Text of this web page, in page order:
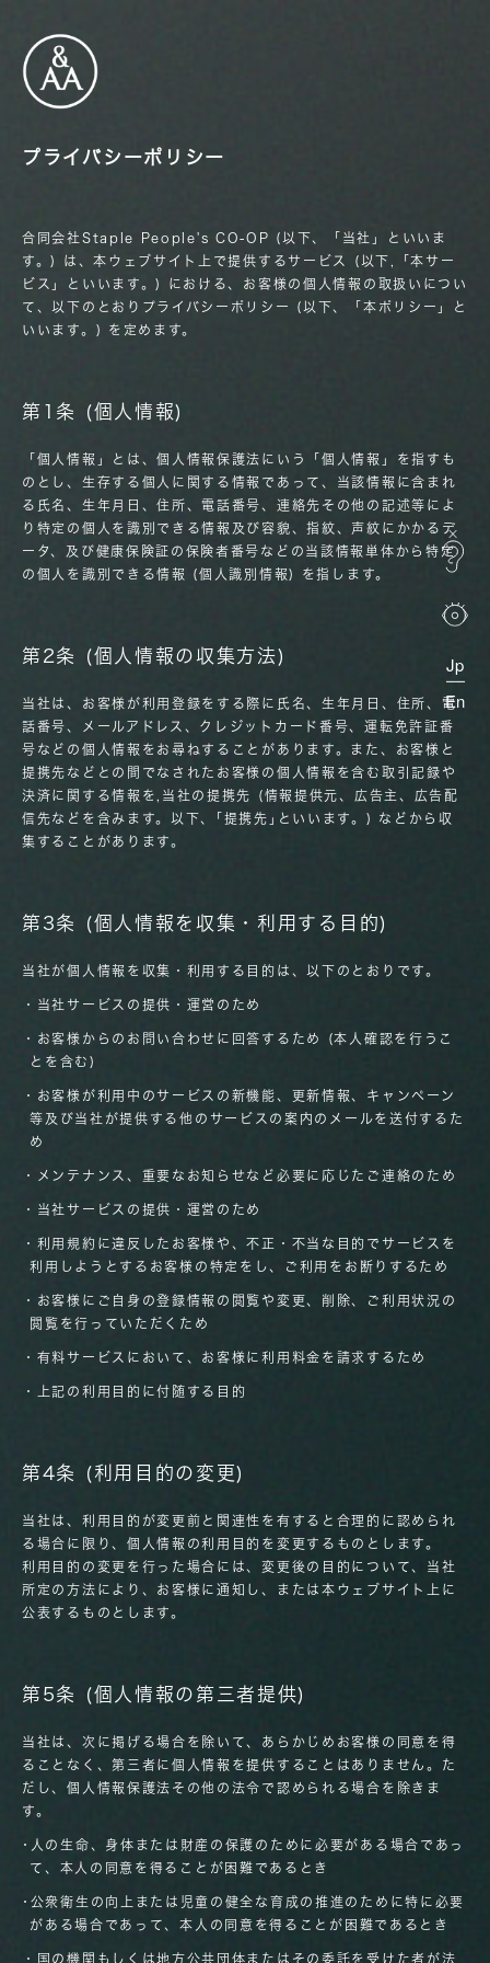
Jp
En
プライバシーポリシー
合同会社Staple People's CO-OP (以下、「当社」といいま
す。) は、本ウェブサイト上で提供するサービス (以下,「本サー
ビス」といいます。) における、お客様の個人情報の取扱いについ
て、以下のとおりプライバシーポリシー (以下、「本ポリシー」と
いいます。) を定めます。
第1条 (個人情報)
「個人情報」とは、個人情報保護法にいう「個人情報」を指すも
のとし、生存する個人に関する情報であって、当該情報に含まれ
る氏名、生年月日、住所、電話番号、連絡先その他の記述等によ
り特定の個人を識別できる情報及び容貌、指紋、声紋にかかるデ
ータ、及び健康保険証の保険者番号などの当該情報単体から特定
の個人を識別できる情報 (個人識別情報) を指します。
第2条 (個人情報の収集方法)
当社は、お客様が利用登録をする際に氏名、生年月日、住所、電
話番号、メールアドレス、クレジットカード番号、運転免許証番
号などの個人情報をお尋ねすることがあります。また、お客様と
提携先などとの間でなされたお客様の個人情報を含む取引記録や
決済に関する情報を,当社の提携先 (情報提供元、広告主、広告配
信先などを含みます。以下、｢提携先｣といいます。) などから収
集することがあります。
第3条 (個人情報を収集・利用する目的)
当社が個人情報を収集・利用する目的は、以下のとおりです。
・当社サービスの提供・運営のため
・お客様からのお問い合わせに回答するため (本人確認を行うこ
とを含む)
・お客様が利用中のサービスの新機能、更新情報、キャンペーン
等及び当社が提供する他のサービスの案内のメールを送付するた
め
・メンテナンス、重要なお知らせなど必要に応じたご連絡のため
・当社サービスの提供・運営のため
・利用規約に違反したお客様や、不正・不当な目的でサービスを
利用しようとするお客様の特定をし、ご利用をお断りするため
・お客様にご自身の登録情報の閲覧や変更、削除、ご利用状況の
閲覧を行っていただくため
・有料サービスにおいて、お客様に利用料金を請求するため
・上記の利用目的に付随する目的
第4条 (利用目的の変更)
当社は、利用目的が変更前と関連性を有すると合理的に認められ
る場合に限り、個人情報の利用目的を変更するものとします。
利用目的の変更を行った場合には、変更後の目的について、当社
所定の方法により、お客様に通知し、または本ウェブサイト上に
公表するものとします。
第5条 (個人情報の第三者提供)
当社は、次に掲げる場合を除いて、あらかじめお客様の同意を得
ることなく、第三者に個人情報を提供することはありません。た
だし、個人情報保護法その他の法令で認められる場合を除きま
す。
･人の生命、身体または財産の保護のために必要がある場合であっ
て、本人の同意を得ることが困難であるとき
･公衆衛生の向上または児童の健全な育成の推進のために特に必要
がある場合であって、本人の同意を得ることが困難であるとき
・国の機関もしくは地方公共団体またはその委託を受けた者が法